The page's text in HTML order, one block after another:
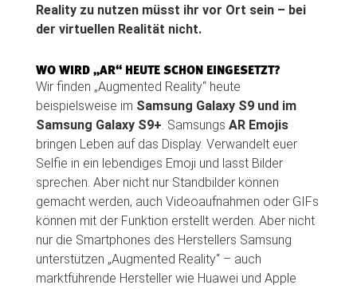
Reality zu nutzen müsst ihr vor Ort sein – bei
der virtuellen Realität nicht.
WO WIRD „AR“ HEUTE SCHON EINGESETZT?
Wir finden „Augmented Reality“ heute
beispielsweise im Samsung Galaxy S9 und im
Samsung Galaxy S9+. Samsungs AR Emojis
bringen Leben auf das Display. Verwandelt euer
Selfie in ein lebendiges Emoji und lasst Bilder
sprechen. Aber nicht nur Standbilder können
gemacht werden, auch Videoaufnahmen oder GIFs
können mit der Funktion erstellt werden. Aber nicht
nur die Smartphones des Herstellers Samsung
unterstützen „Augmented Reality“ – auch
marktführende Hersteller wie Huawei und Apple